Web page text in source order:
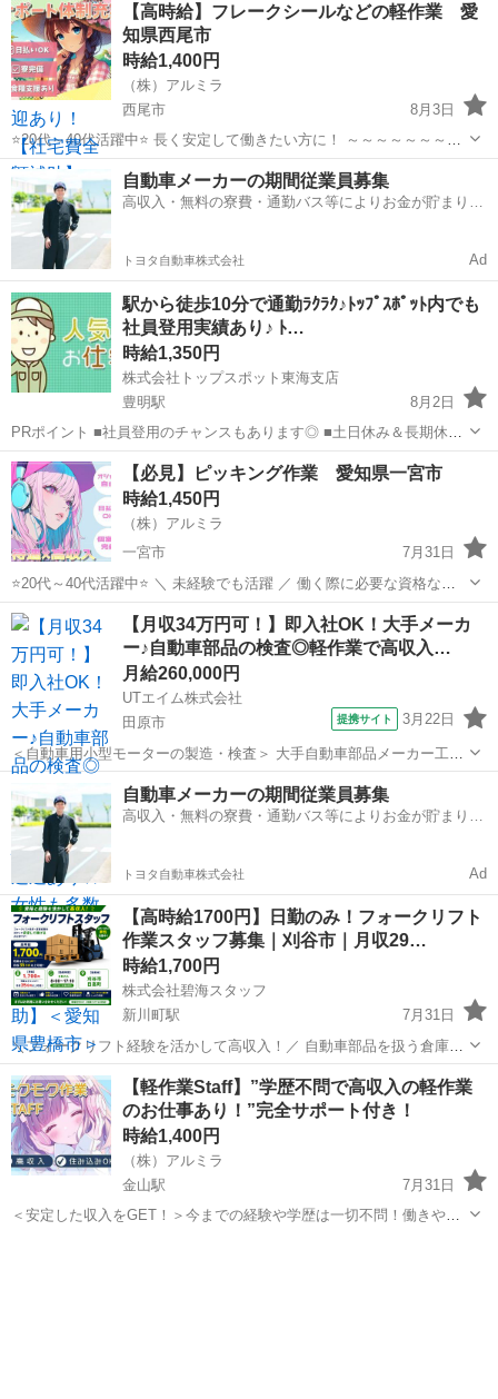
ピールポイント: 未経験の方でも大丈夫です 一から丁寧に教えてもら
えて、覚えたら...
【高時給】フレークシールなどの軽作業 愛
知県西尾市
時給1,400円
（株）アルミラ
西尾市
8月3日
⭐20代～40代活躍中⭐ 長く安定して働きたい方に！ ～～～～～～～～
～～～～～ 「頑張りが評価される職場で やりがいを感じながら働きた
い！」 そんな方にピッタリ！ 昇給制度があるので やる気次...
愛知 倉庫
自動車メーカーの期間従業員募集
高収入・無料の寮費・通勤バス等によりお金が貯まりや
トヨタ自動車株式会社 Ad
駅から徒歩10分で通勤ﾗｸﾗｸ♪ﾄｯﾌﾟｽﾎﾟｯﾄ内でも
社員登用実績あり♪ ﾄ…
時給1,350円
株式会社トップスポット東海支店
豊明駅
8月2日
PRポイント ■社員登用のチャンスもあります◎ ■土日休み＆長期休み
もしっかりあるから安定して長く働ける◎ ■お弁当が頼める食事補助
も付いてます!! ■資格・経験問いません!! ■日勤のみのお仕事☆ ■休憩
室（ポ...
愛知 豊明市 豊明駅 倉庫 スポット
【必見】ピッキング作業 愛知県一宮市
時給1,450円
（株）アルミラ
一宮市
7月31日
⭐20代～40代活躍中⭐ ＼ 未経験でも活躍 ／ 働く際に必要な資格など
もないのですぐにスタートできる環境です！ プロのコーディネーター
がサポートします♪ お急ぎの方は『06-4963-0032』にお電話下さい...
愛知 倉庫 ネカフェ
【月収34万円可！】即入社OK！大手メーカ
ー♪自動車部品の検査◎軽作業で高収入…
月給260,000円
UTエイム株式会社
田原市
提携サイト 3月22日
＜自動車用小型モーターの製造・検査＞ 大手自動車部品メーカー工場
でのお仕事！ 自動車用小型モーターやポンプ等の製造をおこなってい
ます！ 車業界で稼ぎたい方、まずは部品製造から始めてみませんか☆
職種未経験でも安心！ 丁寧に...
倉庫
自動車メーカーの期間従業員募集
高収入・無料の寮費・通勤バス等によりお金が貯まりや
トヨタ自動車株式会社 Ad
【高時給1700円】日勤のみ！フォークリフト
作業スタッフ募集｜刈谷市｜月収29…
時給1,700円
株式会社碧海スタッフ
新川町駅
7月31日
＼フォークリフト経験を活かして高収入！／ 自動車部品を扱う倉庫内
でのフォークリフト作業スタッフ募集！ 【仕事内容】 ・フォークリフ
トを使用した入出荷作業 ・製品の運搬、格納作業 ・パレッタイズ作業
・出荷準備...
愛知 碧南市 新川町駅 倉庫 時給
【軽作業Staff】”学歴不問で高収入の軽作業
のお仕事あり！”完全サポート付き！
時給1,400円
（株）アルミラ
金山駅
7月31日
＜安定した収入をGET！＞今までの経験や学歴は一切不問！働きやす